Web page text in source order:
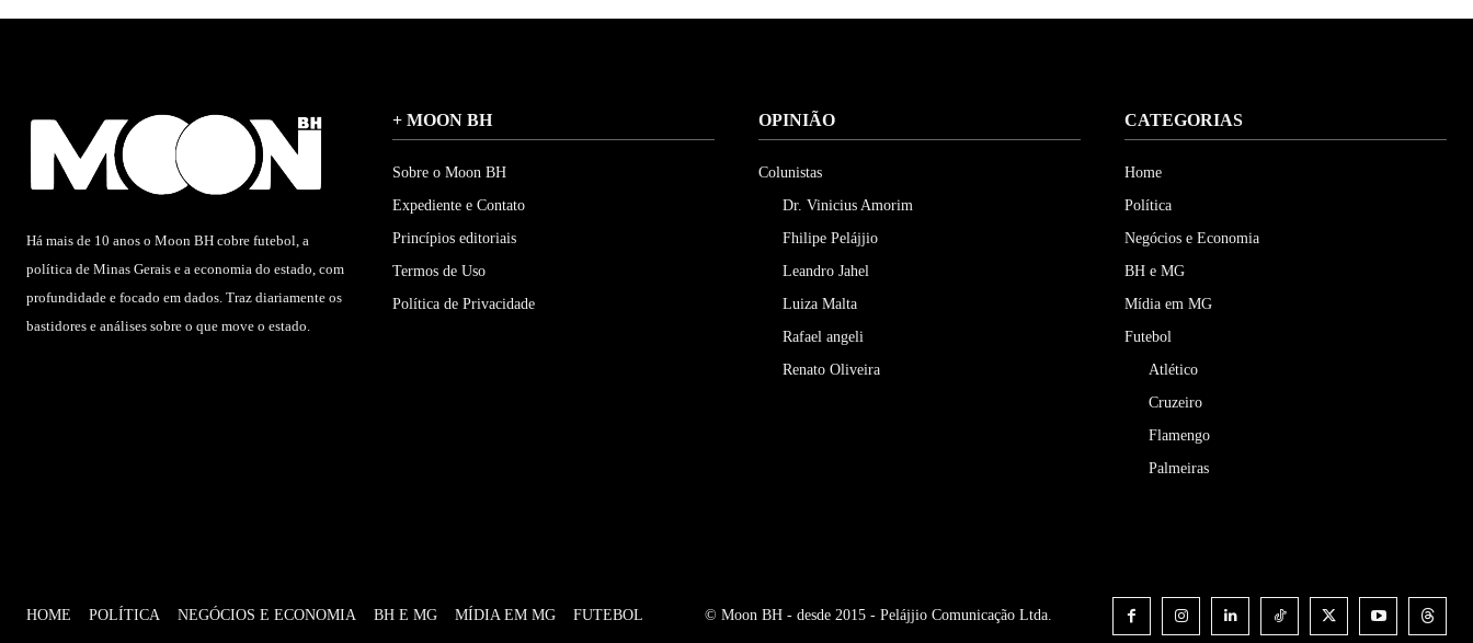
Há mais de 10 anos o Moon BH cobre futebol, a
política de Minas Gerais e a economia do estado, com
profundidade e focado em dados. Traz diariamente os
bastidores e análises sobre o que move o estado.
+ MOON BH
Sobre o Moon BH
Expediente e Contato
Princípios editoriais
Termos de Uso
Política de Privacidade
OPINIÃO
Colunistas
Dr. Vinicius Amorim
Fhilipe Pelájjio
Leandro Jahel
Luiza Malta
Rafael angeli
Renato Oliveira
CATEGORIAS
Home
Política
Negócios e Economia
BH e MG
Mídia em MG
Futebol
Atlético
Cruzeiro
Flamengo
Palmeiras
HOME POLÍTICA NEGÓCIOS E ECONOMIA BH E MG MÍDIA EM MG FUTEBOL © Moon BH - desde 2015 - Pelájjio Comunicação Ltda.